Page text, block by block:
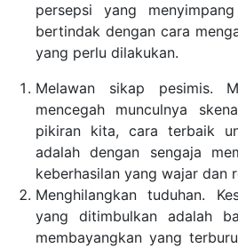
persepsi yang
bertindak dengan cara
yang perlu dilakukan.
Melawan sikap pesimis.
mencegah munculnya
pikiran kita, cara terbaik
adalah dengan sengaja
keberhasilan yang wajar dan
Menghilangkan tuduhan.
yang ditimbulkan adalah
membayangkan yang